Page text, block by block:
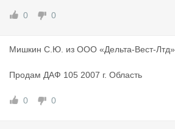
0 0
Мишкин С.Ю из ООО «Дельта-Вест-Лтд»
Продам ДАФ 105 2007 г. Область
0 0